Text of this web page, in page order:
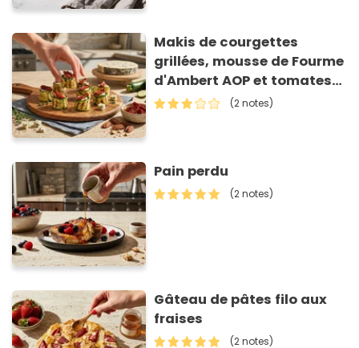
Makis de courgettes
grillées, mousse de Fourme
d'Ambert AOP et tomates
séchées
(2 notes)
Pain perdu
(2 notes)
Gâteau de pâtes filo aux
fraises
(2 notes)